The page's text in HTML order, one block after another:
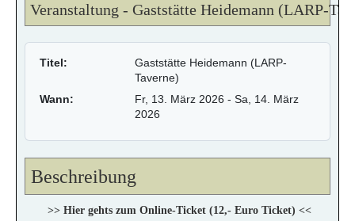
Veranstaltung - Gaststätte Heidemann (LARP-
Titel:
Gaststätte Heidemann (LARP-
Taverne)
Wann:
Fr, 13. März 2026 - Sa, 14. März
2026
Beschreibung
>> Hier gehts zum Online-Ticket (12,- Euro Ticket) <<